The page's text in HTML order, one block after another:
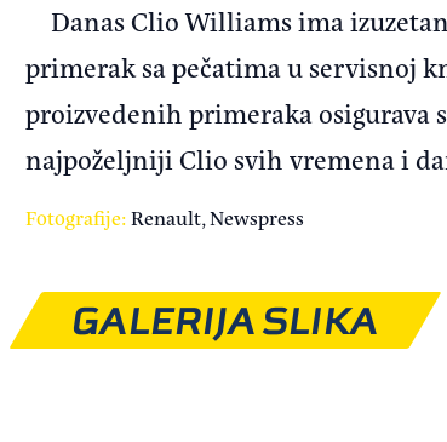
Danas Clio Williams ima
primerak sa pečatima u servisnoj
proizvedenih primeraka osigurava
najpoželjniji Clio svih vremena i
Fotografije:Renault, Newspress
GALERIJA SLIKA